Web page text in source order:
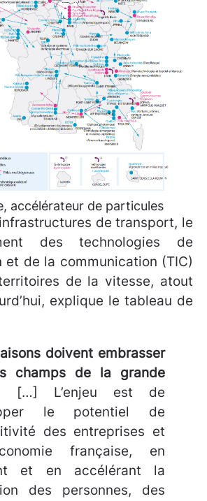
accélérateur de particules
de transport, le
des technologies de
et de la communication (TIC)
de la vitesse, atout
explique le tableau de
doivent embrasser
champs de la grande
[…] L’enjeu est de
le potentiel de
des entreprises et
française, en
et en accélérant la
des personnes, des